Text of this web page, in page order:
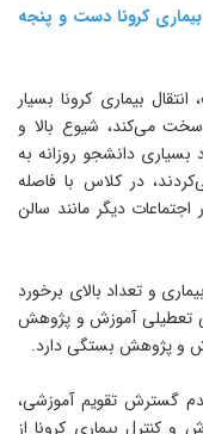
کرونا دست و پنجه
بیماری کرونا بسیار
می‌کند، شیوع بالا و
دانشجو روزانه به
در کلاس با فاصله
دیگر مانند سالن
و تعداد بالای برخورد
آموزش و پژوهش
پژوهش بستگی دارد.
تقویم آموزشی،
بیماری کرونا از